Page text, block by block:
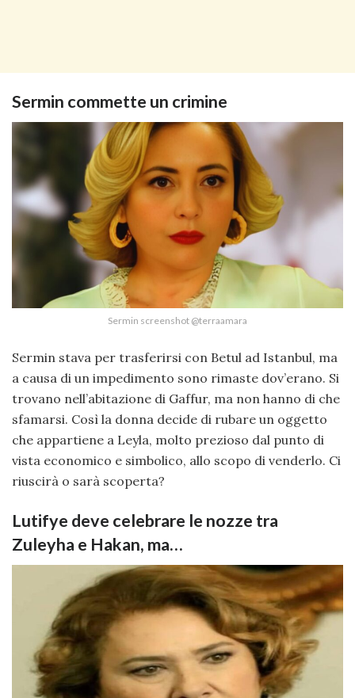
Sermin commette un crimine
Sermin screenshot @terraamara
Sermin stava per trasferirsi con Betul ad Istanbul, ma
a causa di un impedimento sono rimaste dov’erano. Si
trovano nell’abitazione di Gaffur, ma non hanno di che
sfamarsi. Così la donna decide di rubare un oggetto
che appartiene a Leyla, molto prezioso dal punto di
vista economico e simbolico, allo scopo di venderlo. Ci
riuscirà o sarà scoperta?
Lutifye deve celebrare le nozze tra
Zuleyha e Hakan, ma…